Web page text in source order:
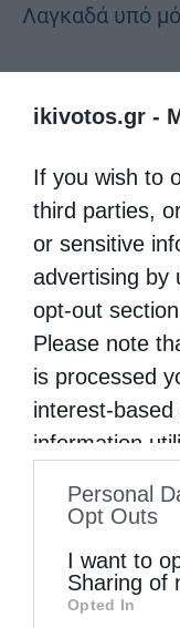
ikivotos.gr -
If you wish to
third parties,
or sensitive
advertising by
opt-out
Please note
is processed
interest-
information
to your opt-
information
of
Personal
Opt Outs
I want to
Sharing of
Opted In
Λαγκαδά υπό